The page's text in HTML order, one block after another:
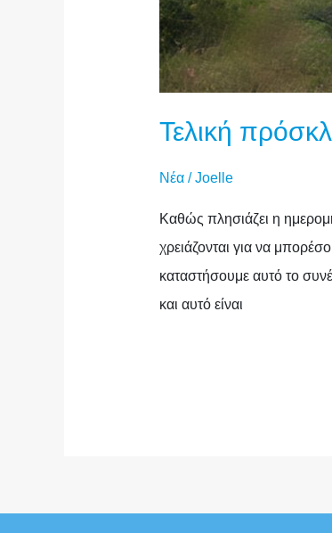
Τελική
Νέα/Joelle
Καθώς πλησιάζει η
χρειάζονται για να
καταστήσουμε αυτό το
και αυτό είναι